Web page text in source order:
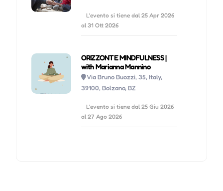
L'evento si tiene dal 25 Apr 2026
al 31 Ott 2026
ORIZZONTE MINDFULNESS |
with Marianna Mannino
Via Bruno Buozzi, 35, Italy,
39100, Bolzano, BZ
L'evento si tiene dal 25 Giu 2026
al 27 Ago 2026